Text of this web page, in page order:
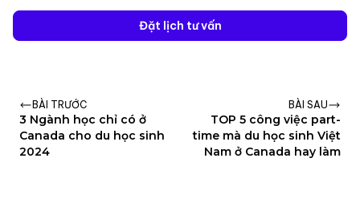
Đặt lịch tư vấn
BÀI TRƯỚC
3 Ngành học chỉ có ở
Canada cho du học sinh
2024
BÀI SAU
TOP 5 công việc part-
time mà du học sinh Việt
Nam ở Canada hay làm